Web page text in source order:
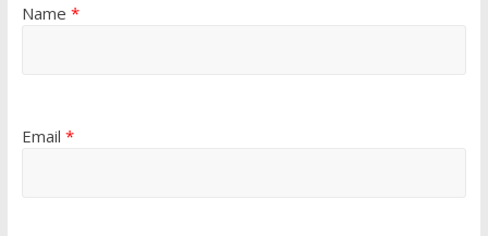
Name *
Email *